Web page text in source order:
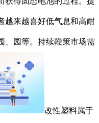
越来越喜好低气息和高耐
、园等。持续鞭策市场需
改性塑料属于